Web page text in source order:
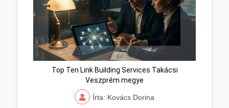
Top Ten Link Building Services Takácsi
Veszprém megye
Írta: Kovács Dorina